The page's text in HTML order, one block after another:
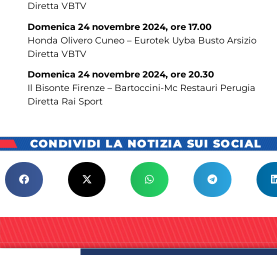
Diretta VBTV
Domenica 24 novembre 2024, ore 17.00
Honda Olivero Cuneo – Eurotek Uyba Busto Arsizio
Diretta VBTV
Domenica 24 novembre 2024, ore 20.30
Il Bisonte Firenze – Bartoccini-Mc Restauri Perugia
Diretta Rai Sport
CONDIVIDI LA NOTIZIA SUI SOCIAL